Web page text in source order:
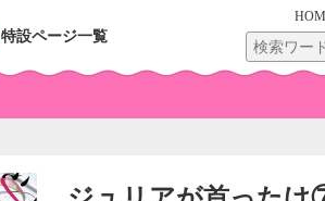
特設ページ一覧